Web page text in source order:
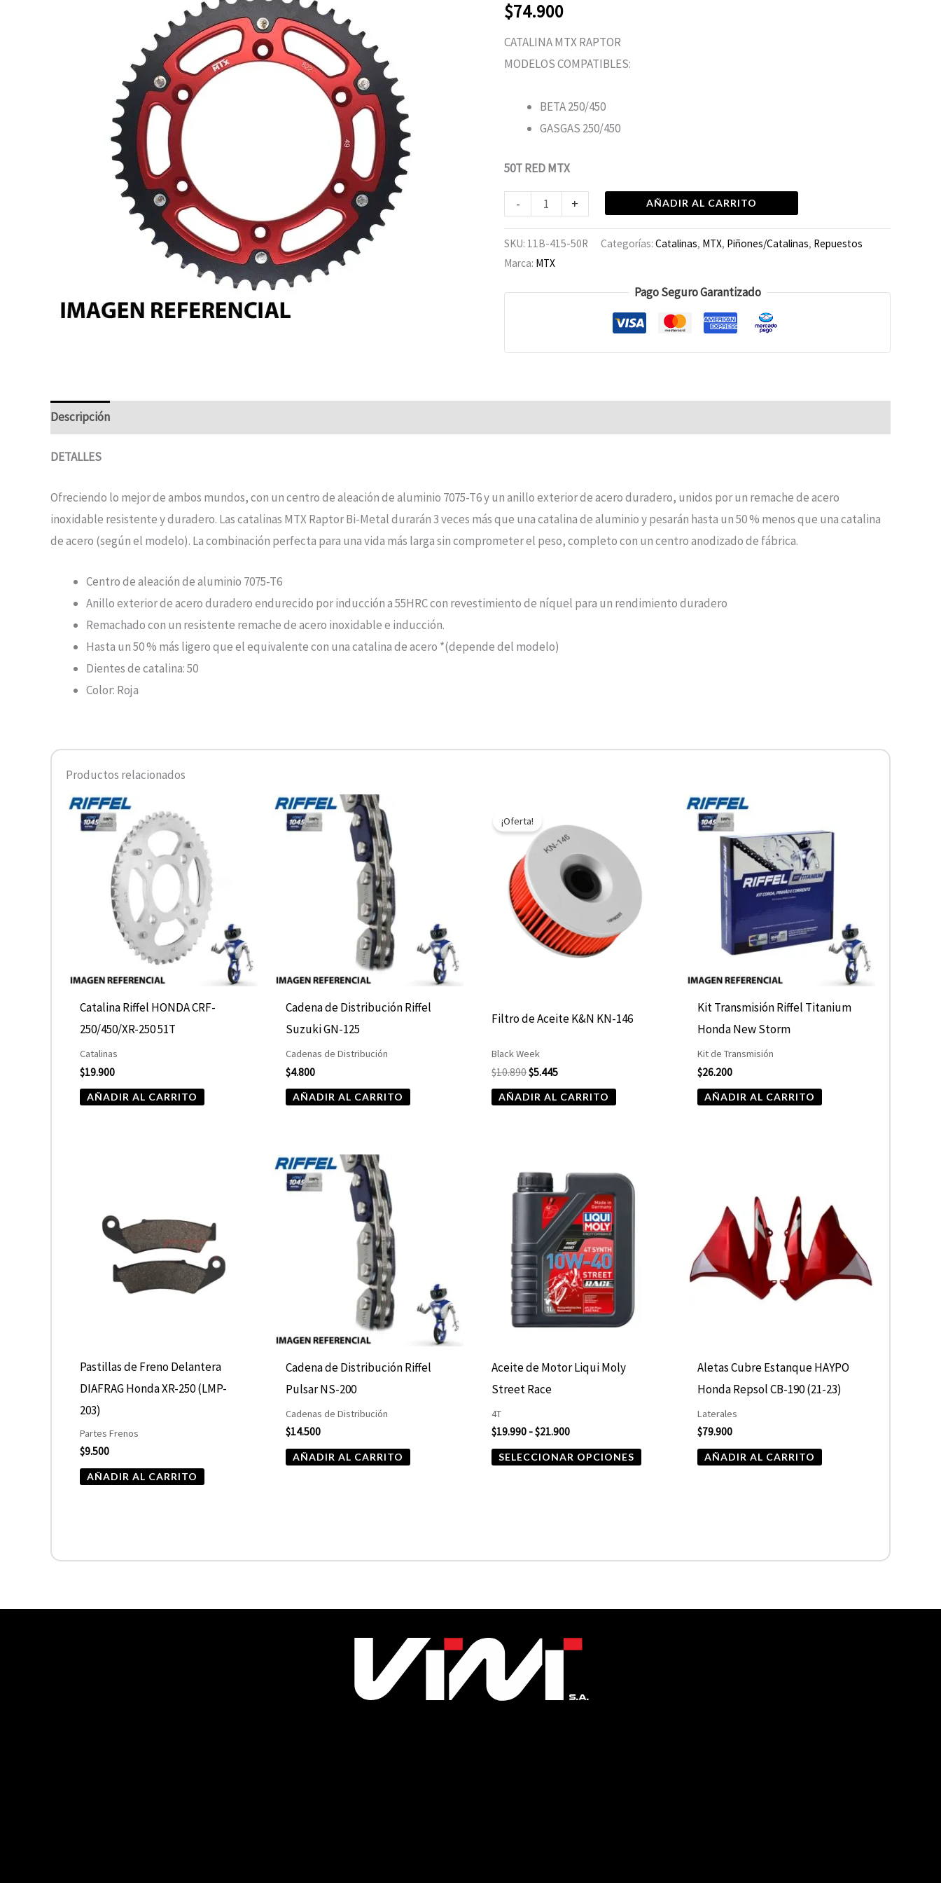
$74.900
CATALINA MTX RAPTOR
MODELOS COMPATIBLES:
BETA 250/450
GASGAS 250/450
50T RED MTX
- + AÑADIR AL CARRITO
SKU: 11B-415-50R Categorías: Catalinas, MTX, Piñones/Catalinas, Repuestos
Marca: MTX
Pago Seguro Garantizado
Descripción
DETALLES
Ofreciendo lo mejor de ambos mundos, con un centro de aleación de aluminio 7075-T6 y un anillo exterior de acero duradero, unidos por un remache de acero
inoxidable resistente y duradero. Las catalinas MTX Raptor Bi-Metal durarán 3 veces más que una catalina de aluminio y pesarán hasta un 50 % menos que una catalina
de acero (según el modelo). La combinación perfecta para una vida más larga sin comprometer el peso, completo con un centro anodizado de fábrica.
Centro de aleación de aluminio 7075-T6
Anillo exterior de acero duradero endurecido por inducción a 55HRC con revestimiento de níquel para un rendimiento duradero
Remachado con un resistente remache de acero inoxidable e inducción.
Hasta un 50 % más ligero que el equivalente con una catalina de acero *(depende del modelo)
Dientes de catalina: 50
Color: Roja
Productos relacionados
Catalina Riffel HONDA CRF-
250/450/XR-250 51T
Catalinas
$19.900
AÑADIR AL CARRITO
Cadena de Distribución Riffel
Suzuki GN-125
Cadenas de Distribución
$4.800
AÑADIR AL CARRITO
¡Oferta!
Filtro de Aceite K&N KN-146
Black Week
$10.890
original
era:
$10.890.
$5.445
actual
es:
$5.445.
AÑADIR AL CARRITO
Kit Transmisión Riffel Titanium
Honda New Storm
Kit de Transmisión
$26.200
AÑADIR AL CARRITO
Pastillas de Freno Delantera
DIAFRAG Honda XR-250 (LMP-
203)
Partes Frenos
$9.500
AÑADIR AL CARRITO
Cadena de Distribución Riffel
Pulsar NS-200
Cadenas de Distribución
$14.500
AÑADIR AL CARRITO
Aceite de Motor Liqui Moly
Street Race
4T
$19.990 -$21.900
de
desde
$19.990
hasta
$21.900
SELECCIONAR OPCIONES
de
producto
Aletas Cubre Estanque HAYPO
Honda Repsol CB-190 (21-23)
Laterales
$79.900
AÑADIR AL CARRITO